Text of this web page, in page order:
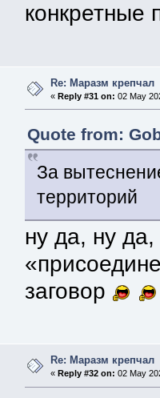
конкретные
Re: Маразм крепчал
«Reply #31 on: 02 May
Quote from:
За
территорий
ну да, ну
заговор
Re: Маразм крепчал
«Reply #32 on: 02 May